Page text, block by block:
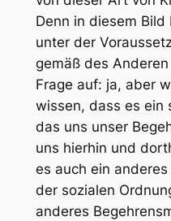
Denn in diesem
unter der
gemäß des
Frage auf: ja, aber
wissen, dass es ein
das uns unser
uns hierhin und
es auch ein
der sozialen
anderes